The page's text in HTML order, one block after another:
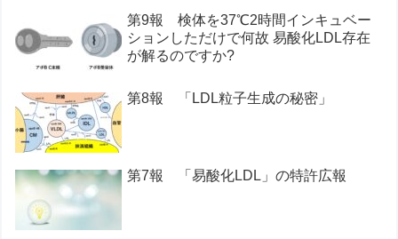
第9報 検体を37℃2時間インキュベー
ションしただけで何故 易酸化LDL存在
が解るのですか?
第8報 「LDL粒子生成の秘密」
第7報 「易酸化LDL」の特許広報